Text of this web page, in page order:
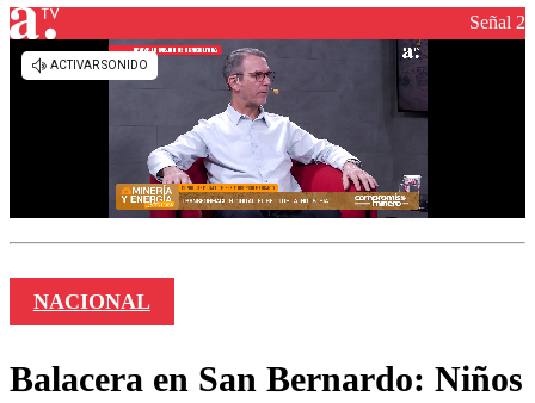
Señal 2
NACIONAL
Balacera en San Bernardo: Niños